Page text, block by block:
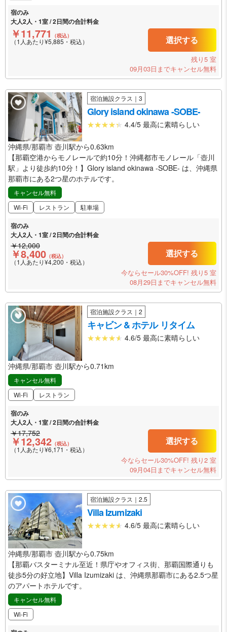
宿のみ
大人2人・1室 / 2日間の合計料金
￥11,771 （税込）
（1人あたり¥5,885・税込） 選択する
残り5 室
09月03日までキャンセル無料
宿泊施設クラス｜3
Glory island okinawa -SOBE-
4.4/5 最高に素晴らしい
沖縄県/那覇市 壺川駅から0.63km
【那覇空港からモノレールで約10分！沖縄都市モノレール「壺川
駅」より徒歩約10分！】Glory island okinawa -SOBE- は、沖縄県
那覇市にある2つ星のホテルです。
キャンセル無料
Wi-Fi
レストラン 駐車場
宿のみ
大人2人・1室 / 2日間の合計料金
￥12,000
￥8,400 （税込）
（1人あたり¥4,200・税込）
選択する
今ならセール30%OFF! 残り5 室
08月29日までキャンセル無料
宿泊施設クラス｜2
キャビン & ホテル リタイム
4.6/5 最高に素晴らしい
沖縄県/那覇市 壺川駅から0.71km
キャンセル無料
Wi-Fi
レストラン
宿のみ
大人2人・1室 / 2日間の合計料金
￥17,752
￥12,342 （税込）
（1人あたり¥6,171・税込）
選択する
今ならセール30%OFF! 残り2 室
09月04日までキャンセル無料
宿泊施設クラス｜2.5
Villa Izumizaki
4.6/5 最高に素晴らしい
沖縄県/那覇市 壺川駅から0.75km
【那覇バスターミナル至近！県庁やオフィス街、那覇国際通りも
徒歩5分の好立地】Villa Izumizaki は、沖縄県那覇市にある2.5つ星
のアパートホテルです。
キャンセル無料
Wi-Fi